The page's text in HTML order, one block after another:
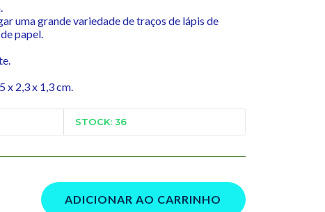
uma grande variedade de traços de lápis de
papel.
x 2,3 x 1,3 cm.
STOCK: 36
ADICIONAR AO CARRINHO